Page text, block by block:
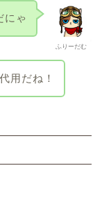
ふりーだむ
にゃ
用だね！